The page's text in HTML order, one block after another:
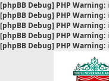
[phpBB Debug] PHP Warning:
[phpBB Debug] PHP Warning:
[phpBB Debug] PHP Warning:
[phpBB Debug] PHP Warning:
[phpBB Debug] PHP Warning: